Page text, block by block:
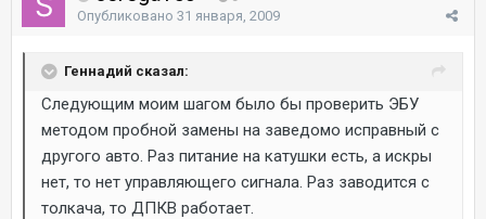
Опубликовано 31 января, 2009
Геннадий сказал:
Следующим моим шагом было бы проверить ЭБУ
методом пробной замены на заведомо исправный с
другого авто. Раз питание на катушки есть, а искры
нет, то нет управляющего сигнала. Раз заводится с
толкача, то ДПКВ работает.